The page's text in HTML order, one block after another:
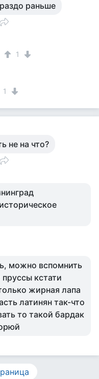
раньше
1
1
не на что?
можно вспомнить
кстати
жирная лапа
латинян так-что
то такой бардак